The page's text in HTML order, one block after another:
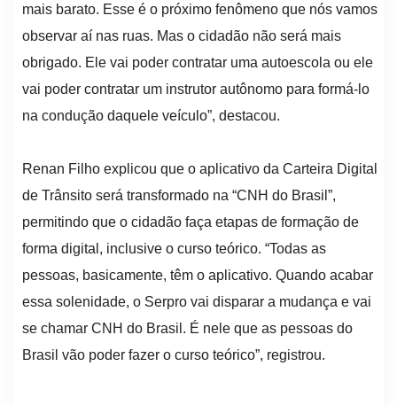
mais barato. Esse é o próximo fenômeno que nós vamos
observar aí nas ruas. Mas o cidadão não será mais
obrigado. Ele vai poder contratar uma autoescola ou ele
vai poder contratar um instrutor autônomo para formá-lo
na condução daquele veículo”, destacou.
Renan Filho explicou que o aplicativo da Carteira Digital
de Trânsito será transformado na “CNH do Brasil”,
permitindo que o cidadão faça etapas de formação de
forma digital, inclusive o curso teórico. “Todas as
pessoas, basicamente, têm o aplicativo. Quando acabar
essa solenidade, o Serpro vai disparar a mudança e vai
se chamar CNH do Brasil. É nele que as pessoas do
Brasil vão poder fazer o curso teórico”, registrou.